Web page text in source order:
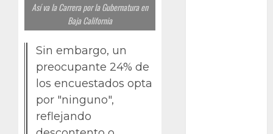
Así va la Carrera por la Gubernatura en
Baja California
Sin embargo, un
preocupante 24% de
los encuestados opta
por "ninguno",
reflejando